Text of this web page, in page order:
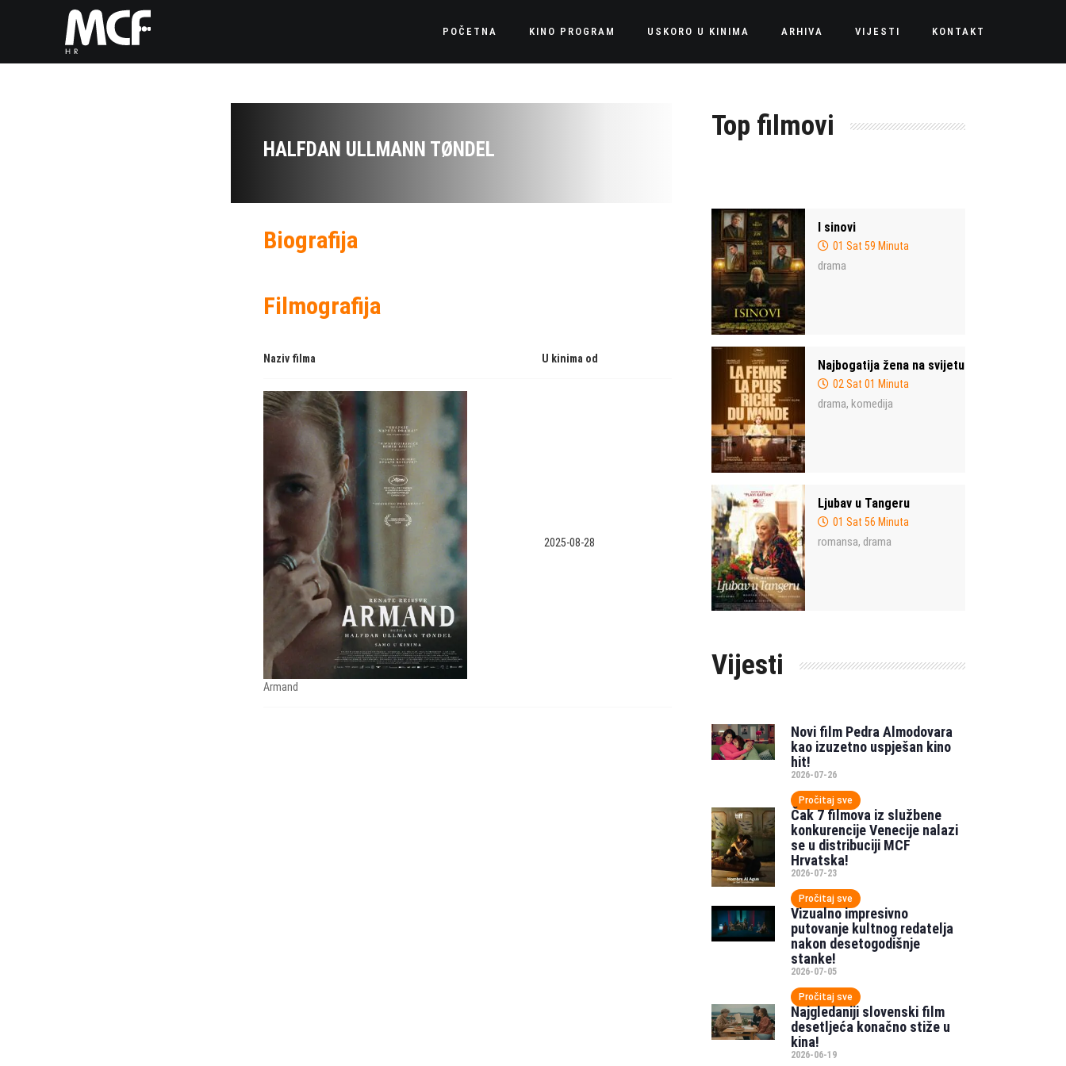
POČETNA KINO PROGRAM USKORO U KINIMA ARHIVA VIJESTI KONTAKT
HALFDAN ULLMANN TØNDEL
Biografija
Filmografija
Naziv filma U kinima od
Armand
2025-08-28
Top filmovi
I sinovi
01 Sat 59 Minuta
drama
Najbogatija žena na svijetu
02 Sat 01 Minuta
drama, komedija
Ljubav u Tangeru
01 Sat 56 Minuta
romansa, drama
Vijesti
Novi film Pedra Almodovara
kao izuzetno uspješan kino
hit!
2026-07-26
Pročitaj sve
Čak 7 filmova iz službene
konkurencije Venecije nalazi
se u distribuciji MCF
Hrvatska!
2026-07-23
Pročitaj sve
Vizualno impresivno
putovanje kultnog redatelja
nakon desetogodišnje
stanke!
2026-07-05
Pročitaj sve
Najgledaniji slovenski film
desetljeća konačno stiže u
kina!
2026-06-19